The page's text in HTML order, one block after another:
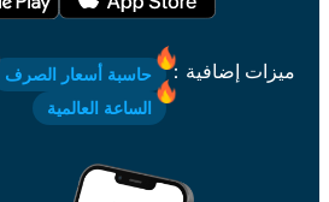
ميزات إضافية ： حاسبة أسعار الصرف
الساعة العالمية